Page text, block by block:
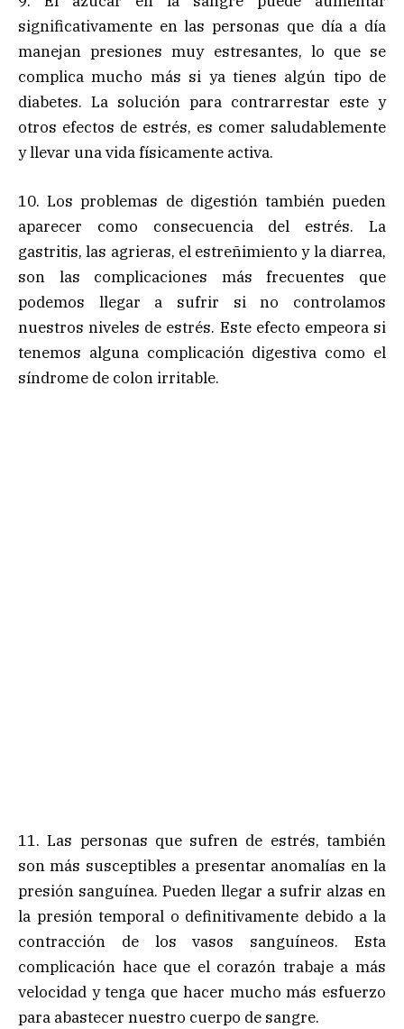
significativamente en las personas que día a día
manejan presiones muy estresantes, lo que se
complica mucho más si ya tienes algún tipo de
diabetes. La solución para contrarrestar este y
otros efectos de estrés, es comer saludablemente
y llevar una vida físicamente activa.
10. Los problemas de digestión también pueden
aparecer como consecuencia del estrés. La
gastritis, las agrieras, el estreñimiento y la diarrea,
son las complicaciones más frecuentes que
podemos llegar a sufrir si no controlamos
nuestros niveles de estrés. Este efecto empeora si
tenemos alguna complicación digestiva como el
síndrome de colon irritable.
11. Las personas que sufren de estrés, también
son más susceptibles a presentar anomalías en la
presión sanguínea. Pueden llegar a sufrir alzas en
la presión temporal o definitivamente debido a la
contracción de los vasos sanguíneos. Esta
complicación hace que el corazón trabaje a más
velocidad y tenga que hacer mucho más esfuerzo
para abastecer nuestro cuerpo de sangre.